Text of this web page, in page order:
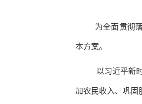
为全面贯彻
本方案。
以习近平新
加农民收入、巩固